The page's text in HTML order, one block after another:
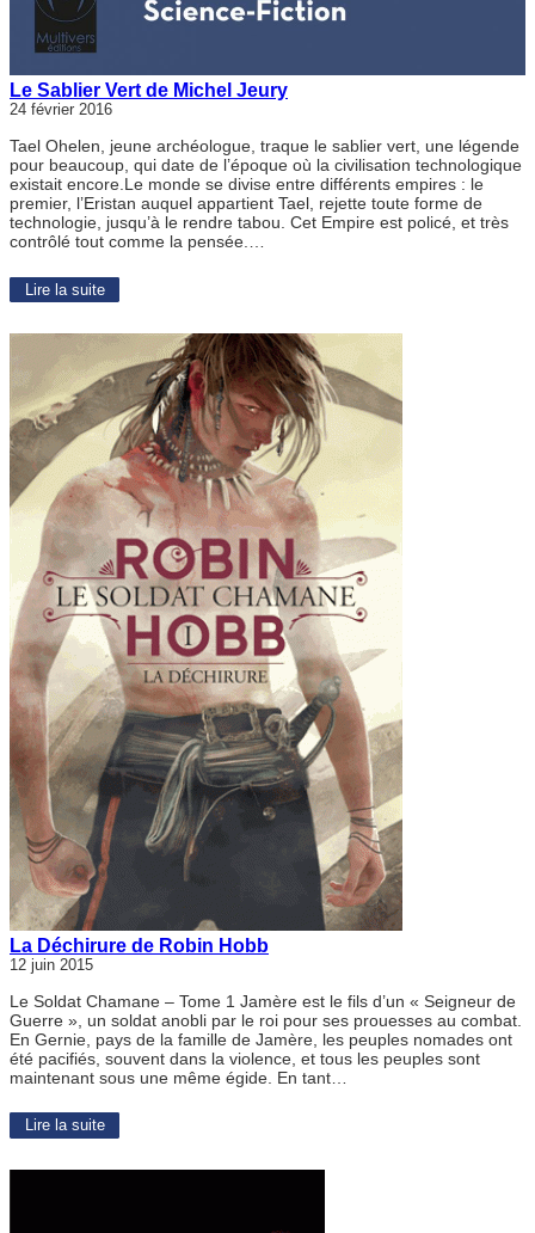
Le Sablier Vert de Michel Jeury
24 février 2016
Tael Ohelen, jeune archéologue, traque le sablier vert, une légende
pour beaucoup, qui date de l’époque où la civilisation technologique
existait encore.Le monde se divise entre différents empires : le
premier, l’Eristan auquel appartient Tael, rejette toute forme de
technologie, jusqu’à le rendre tabou. Cet Empire est policé, et très
contrôlé tout comme la pensée.…
Lire la suite
La Déchirure de Robin Hobb
12 juin 2015
Le Soldat Chamane – Tome 1 Jamère est le fils d’un « Seigneur de
Guerre », un soldat anobli par le roi pour ses prouesses au combat.
En Gernie, pays de la famille de Jamère, les peuples nomades ont
été pacifiés, souvent dans la violence, et tous les peuples sont
maintenant sous une même égide. En tant…
Lire la suite